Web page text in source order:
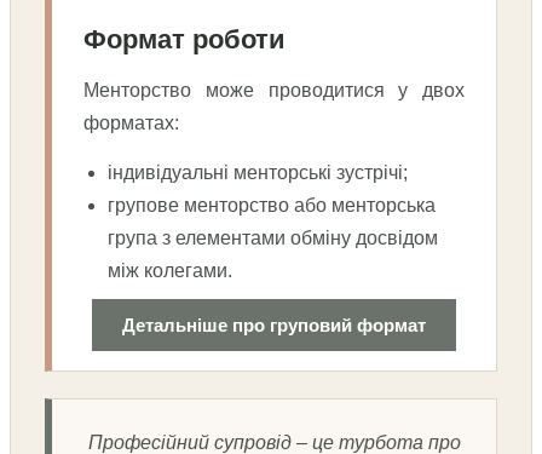
Формат роботи
Менторство може проводитися у двох
форматах:
індивідуальні менторські зустрічі;
групове менторство або менторська
група з елементами обміну досвідом
між колегами.
Детальніше про груповий формат
Професійний супровід – це турбота про